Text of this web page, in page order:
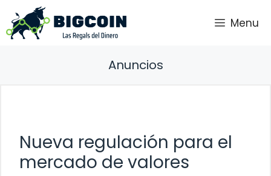
Saltar
al
contenido
Menu
Anuncios
Nueva regulación para el
mercado de valores